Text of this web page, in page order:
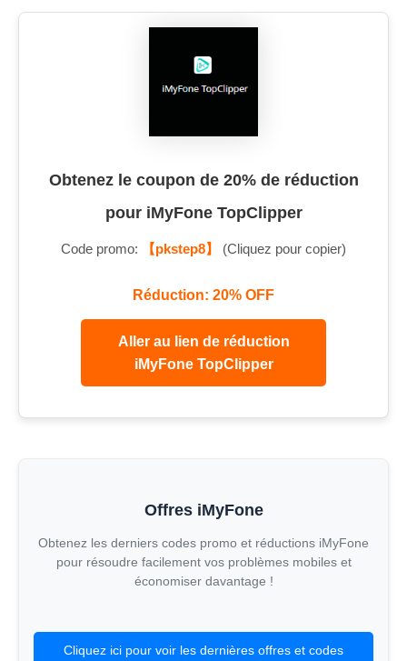
Obtenez le coupon de 20% de réduction
pour iMyFone TopClipper
Code promo: 【pkstep8】 (Cliquez pour copier)
Réduction: 20% OFF
Aller au lien de réduction
iMyFone TopClipper
Offres iMyFone
Obtenez les derniers codes promo et réductions iMyFone
pour résoudre facilement vos problèmes mobiles et
économiser davantage !
Cliquez ici pour voir les dernières offres et codes